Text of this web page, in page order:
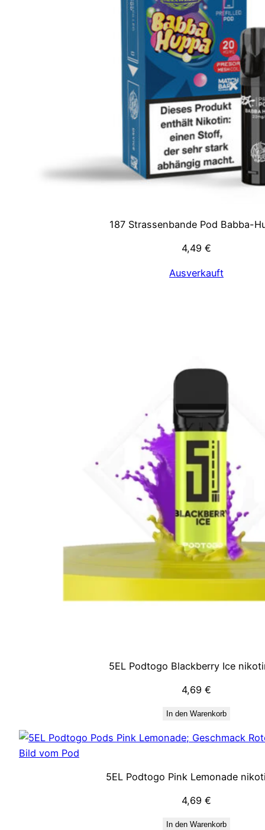
187 Strassenbande Pod Babba-
4,49 €
Ausverkauft
5EL Podtogo Blackberry Ice
4,69 €
In den Warenkorb
5EL Podtogo Pink Lemonade
4,69 €
In den Warenkorb